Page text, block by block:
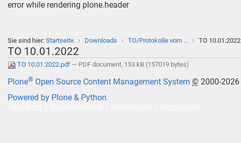
error while rendering plone.header
Sie sind hier: Startseite › Downloads › TO/Protokolle vom … › TO 10.01.2022
TO 10.01.2022
TO 10.01.2022.pdf — PDF document, 153 kB (157019 bytes)
Plone® Open Source Content Management System © 2000-2026
Powered by Plone & Python